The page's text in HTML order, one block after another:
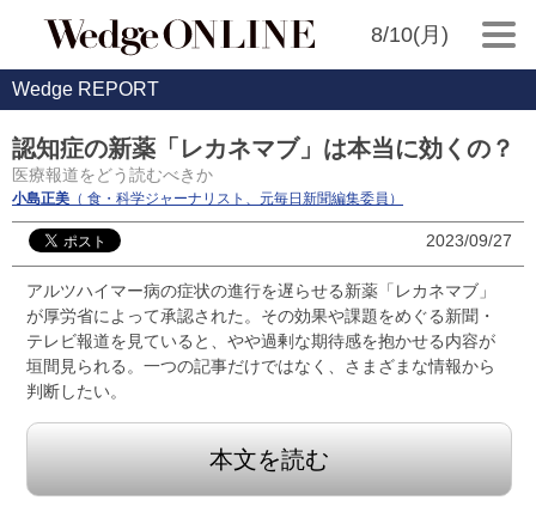
8/10(月)
Wedge REPORT
認知症の新薬「レカネマブ」は本当に効くの？
医療報道をどう読むべきか
小島正美 （ 食・科学ジャーナリスト、元毎日新聞編集委員）
2023/09/27
アルツハイマー病の症状の進行を遅らせる新薬「レカネマブ」
が厚労省によって承認された。その効果や課題をめぐる新聞・
テレビ報道を見ていると、やや過剰な期待感を抱かせる内容が
垣間見られる。一つの記事だけではなく、さまざまな情報から
判断したい。
本文を読む